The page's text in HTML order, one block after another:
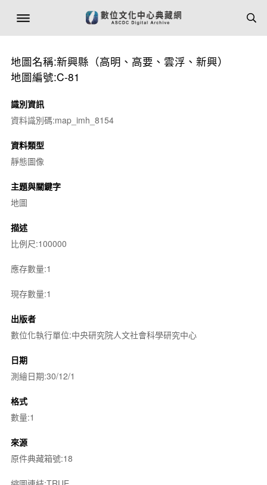
地圖名稱:新興縣（高明、高要、雲浮、新興）
地圖編號:C-81
識別資訊
資料識別碼:map_imh_8154
資料類型
靜態圖像
主題與關鍵字
地圖
描述
比例尺:100000
應存數量:1
現存數量:1
出版者
數位化執行單位:中央研究院人文社會科學研究中心
日期
測繪日期:30/12/1
格式
數量:1
來源
原件典藏箱號:18